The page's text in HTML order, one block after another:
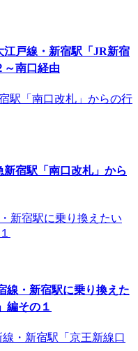
戸線・新宿駅「JR新宿
～南口経由
新宿駅「南口改札」から
線・新宿駅に乗り換えた
編その１